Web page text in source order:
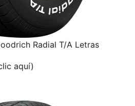
Radial T/A Letras
aquí)